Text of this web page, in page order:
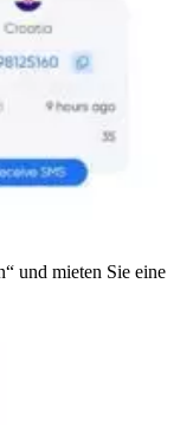
und mieten Sie eine